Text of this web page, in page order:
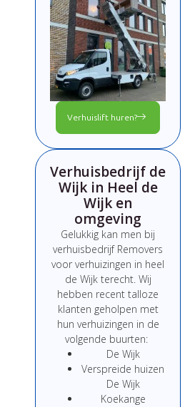
Verhuislift huren?
Verhuisbedrijf de
Wijk in Heel de
Wijk en
omgeving
Gelukkig kan men bij
verhuisbedrijf Removers
voor verhuizingen in heel
de Wijk terecht. Wij
hebben recent talloze
klanten geholpen met
hun verhuizingen in de
volgende buurten:
De Wijk
Verspreide huizen
De Wijk
Koekange